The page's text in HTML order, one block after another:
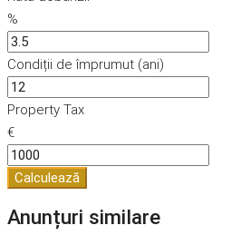
%
Condiții de împrumut (ani)
Property Tax
€
Calculează
Anunțuri similare